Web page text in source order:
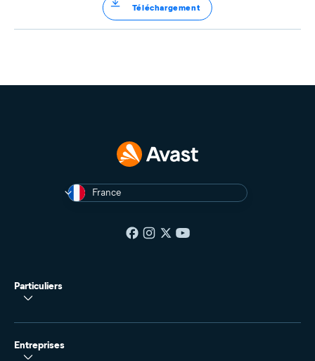
Téléchargement
France
Particuliers
Entreprises